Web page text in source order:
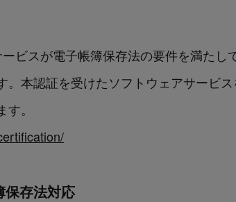
ビスが電子帳簿保存法の要件を満たし
。本認証を受けたソフトウェアサービ
。
存法対応